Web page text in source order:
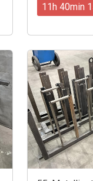
11h 39min